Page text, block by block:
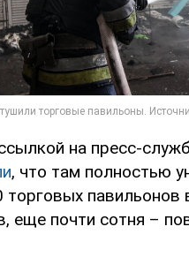
на пресс-
, что там полностью
торговых павильонов
еще почти сотня –